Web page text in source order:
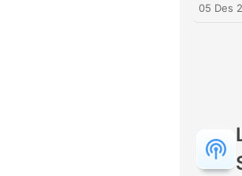
05 Des